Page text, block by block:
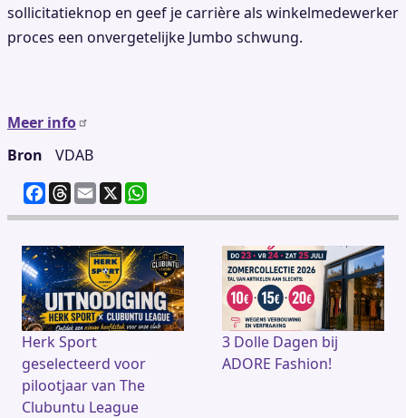
sollicitatieknop en geef je carrière als winkelmedewerker
proces een onvergetelijke Jumbo schwung.
Meer info
Bron
VDAB
F
a
c
e
b
o
o
k
T
h
re
a
d
s
E
m
ai
l
X
h
at
s
A
p
p
Herk Sport
geselecteerd voor
pilootjaar van The
Clubuntu League
3 Dolle Dagen bij
ADORE Fashion!